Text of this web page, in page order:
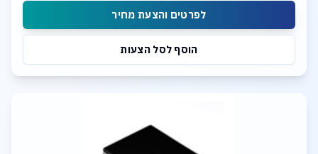
לפרטים והצעת מחיר
הוסף לסל הצעות